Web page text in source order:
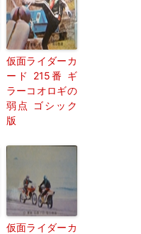
仮面ライダーカ
ード 215番 ギ
ラーコオロギの
弱点 ゴシック
版
仮面ライダーカ